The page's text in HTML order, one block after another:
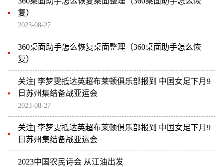
复）
2023-08-27
360桌面助手怎么恢复桌面整理（360桌面助手怎么恢
复）
关注| 李梦雯抵达英超布莱顿俱乐部报到 中国女足下月9
日苏州集结备战亚运会
2023-08-27
关注| 李梦雯抵达英超布莱顿俱乐部报到 中国女足下月9
日苏州集结备战亚运会
2023中国农民诗会 从江油出发